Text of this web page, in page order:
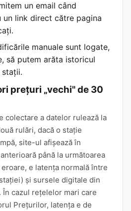
un email când
un link direct către pagina
manuale sunt logate,
să putem arăta istoricul
prețuri „vechi" de 30
colectare a datelor rulează la
rulări, dacă o stație
site-ul afișează în
până la următoarea
e latența normală între
și sursele digitale din
cazul rețelelor mari care
Prețurilor, latența e de